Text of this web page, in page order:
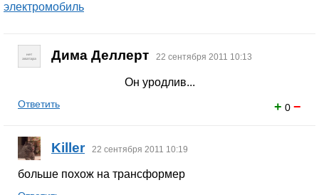
электромобиль
Дима Деллерт 22 сентября 2011 10:13
Он уродлив...
+ 0 −
Ответить
Killer 22 сентября 2011 10:19
больше похож на трансформер